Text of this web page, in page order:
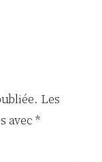
Les
avec*